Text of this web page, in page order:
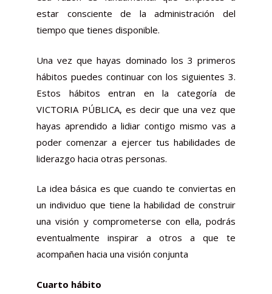
estar consciente de la administración del
tiempo que tienes disponible.
Una vez que hayas dominado los 3 primeros
hábitos puedes continuar con los siguientes 3.
Estos hábitos entran en la categoría de
VICTORIA PÚBLICA, es decir que una vez que
hayas aprendido a lidiar contigo mismo vas a
poder comenzar a ejercer tus habilidades de
liderazgo hacia otras personas.
La idea básica es que cuando te conviertas en
un individuo que tiene la habilidad de construir
una visión y comprometerse con ella, podrás
eventualmente inspirar a otros a que te
acompañen hacia una visión conjunta
Cuarto hábito